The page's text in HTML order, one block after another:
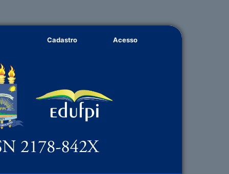
Cadastro Acesso